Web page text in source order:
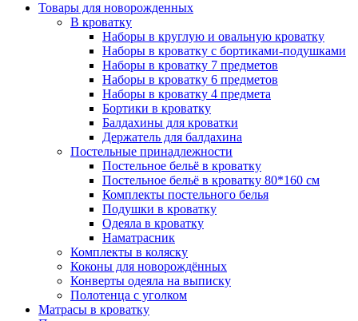
Товары для новорожденных
В кроватку
Наборы в круглую и овальную кроватку
Наборы в кроватку с бортиками-подушками
Наборы в кроватку 7 предметов
Наборы в кроватку 6 предметов
Наборы в кроватку 4 предмета
Бортики в кроватку
Балдахины для кроватки
Держатель для балдахина
Постельные принадлежности
Постельное бельё в кроватку
Постельное бельё в кроватку 80*160 см
Комплекты постельного белья
Подушки в кроватку
Одеяла в кроватку
Наматрасник
Комплекты в коляску
Коконы для новорождённых
Конверты одеяла на выписку
Полотенца с уголком
Матрасы в кроватку